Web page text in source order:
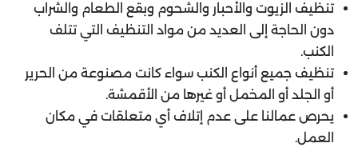
تنظيف الزيوت والأحبار والشحوم وبقع الطعام والشراب
دون الحاجة إلى العديد من مواد التنظيف التي تتلف
الكنب.
تنظيف جميع أنواع الكنب سواء كانت مصنوعة من الحرير
أو الجلد أو المخمل أو غيرها من الأقمشة.
يحرص عمالنا على عدم إتلاف أي متعلقات في مكان
العمل.